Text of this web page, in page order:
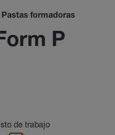
formadoras
P
de trabajo